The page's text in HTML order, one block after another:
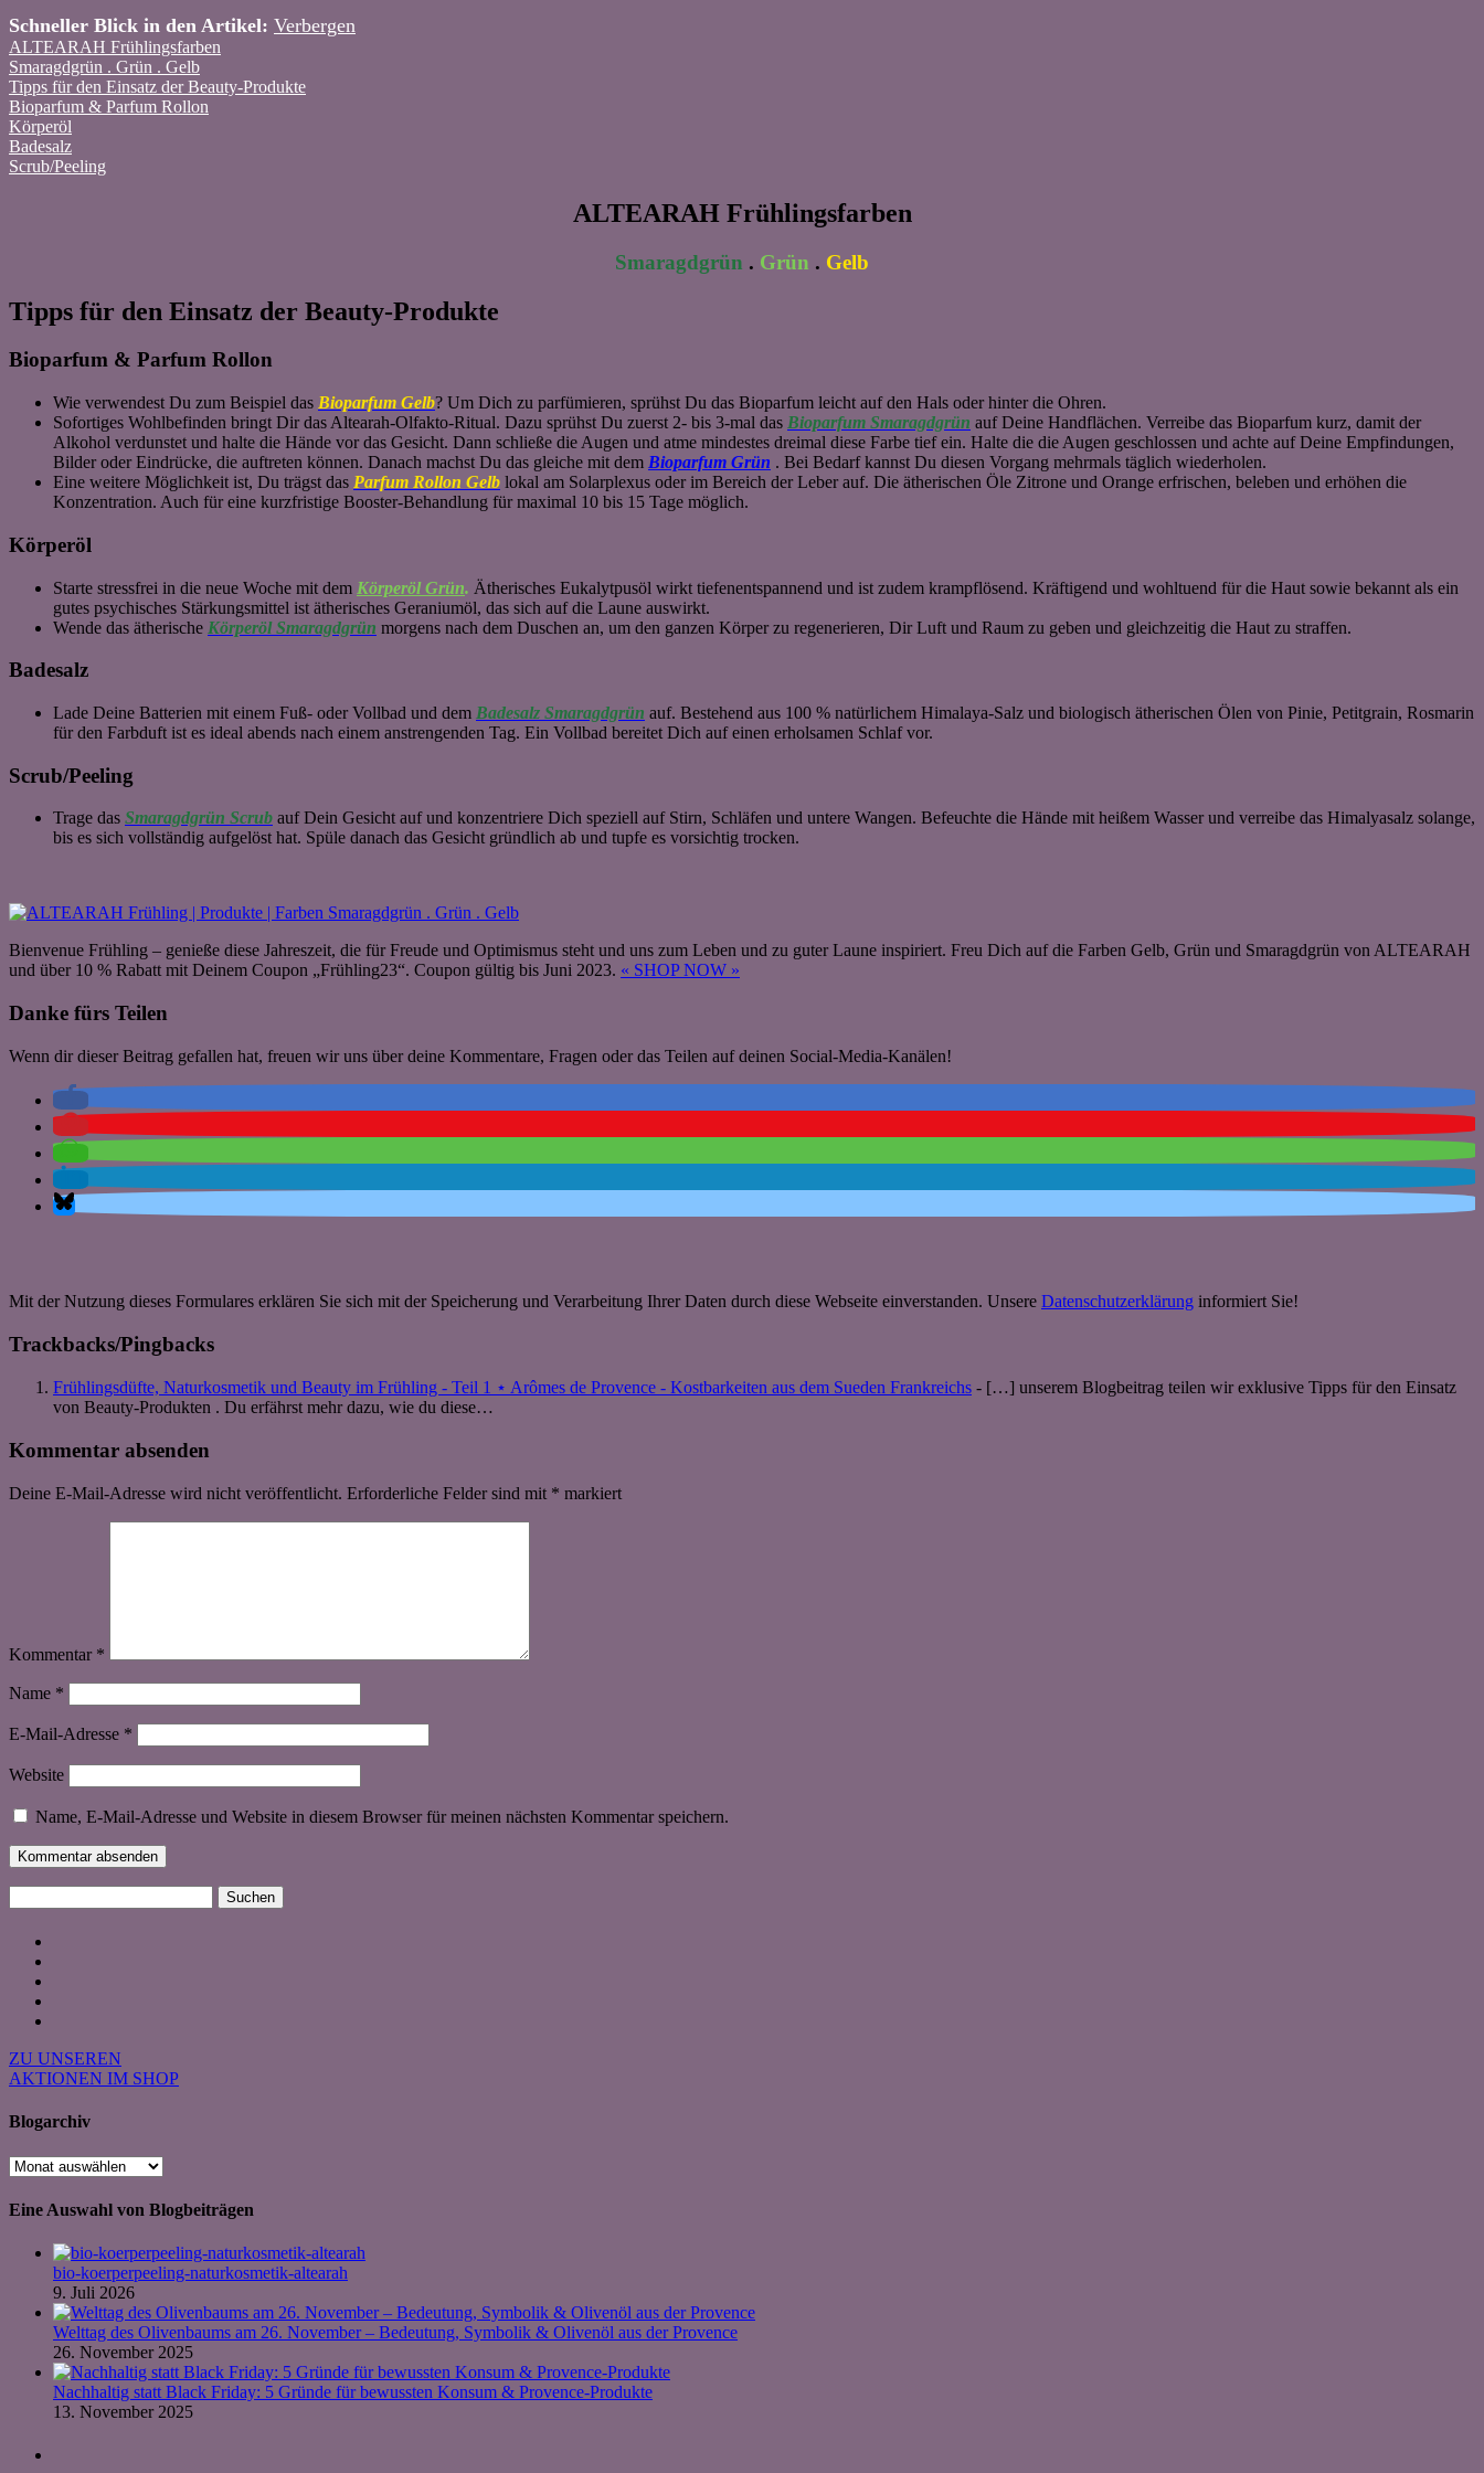
Schneller Blick in den Artikel: Verbergen
ALTEARAH Frühlingsfarben
Smaragdgrün . Grün . Gelb
Tipps für den Einsatz der Beauty-Produkte
Bioparfum & Parfum Rollon
Körperöl
Badesalz
Scrub/Peeling
ALTEARAH Frühlingsfarben
Smaragdgrün . Grün . Gelb
Tipps für den Einsatz der Beauty-Produkte
Bioparfum & Parfum Rollon
Wie verwendest Du zum Beispiel das Bioparfum Gelb? Um Dich zu parfümieren, sprühst Du das Bioparfum leicht auf den Hals oder hinter die Ohren.
Sofortiges Wohlbefinden bringt Dir das Altearah-Olfakto-Ritual. Dazu sprühst Du zuerst 2- bis 3-mal das Bioparfum Smaragdgrün auf Deine Handflächen. Verreibe das Bioparfum kurz, damit der
Alkohol verdunstet und halte die Hände vor das Gesicht. Dann schließe die Augen und atme mindestes dreimal diese Farbe tief ein. Halte die die Augen geschlossen und achte auf Deine Empfindungen,
Bilder oder Eindrücke, die auftreten können. Danach machst Du das gleiche mit dem Bioparfum Grün . Bei Bedarf kannst Du diesen Vorgang mehrmals täglich wiederholen.
Eine weitere Möglichkeit ist, Du trägst das Parfum Rollon Gelb lokal am Solarplexus oder im Bereich der Leber auf. Die ätherischen Öle Zitrone und Orange erfrischen, beleben und erhöhen die
Konzentration. Auch für eine kurzfristige Booster-Behandlung für maximal 10 bis 15 Tage möglich.
Körperöl
Starte stressfrei in die neue Woche mit dem Körperöl Grün. Ätherisches Eukalytpusöl wirkt tiefenentspannend und ist zudem krampflösend. Kräftigend und wohltuend für die Haut sowie bekannt als ein
gutes psychisches Stärkungsmittel ist ätherisches Geraniumöl, das sich auf die Laune auswirkt.
Wende das ätherische Körperöl Smaragdgrün morgens nach dem Duschen an, um den ganzen Körper zu regenerieren, Dir Luft und Raum zu geben und gleichzeitig die Haut zu straffen.
Badesalz
Lade Deine Batterien mit einem Fuß- oder Vollbad und dem Badesalz Smaragdgrün auf. Bestehend aus 100 % natürlichem Himalaya-Salz und biologisch ätherischen Ölen von Pinie, Petitgrain, Rosmarin
für den Farbduft ist es ideal abends nach einem anstrengenden Tag. Ein Vollbad bereitet Dich auf einen erholsamen Schlaf vor.
Scrub/Peeling
Trage das Smaragdgrün Scrub auf Dein Gesicht auf und konzentriere Dich speziell auf Stirn, Schläfen und untere Wangen. Befeuchte die Hände mit heißem Wasser und verreibe das Himalyasalz solange,
bis es sich vollständig aufgelöst hat. Spüle danach das Gesicht gründlich ab und tupfe es vorsichtig trocken.
Bienvenue Frühling – genieße diese Jahreszeit, die für Freude und Optimismus steht und uns zum Leben und zu guter Laune inspiriert. Freu Dich auf die Farben Gelb, Grün und Smaragdgrün von ALTEARAH
und über 10 % Rabatt mit Deinem Coupon „Frühling23“. Coupon gültig bis Juni 2023. « SHOP NOW »
Danke fürs Teilen
Wenn dir dieser Beitrag gefallen hat, freuen wir uns über deine Kommentare, Fragen oder das Teilen auf deinen Social-Media-Kanälen!
Mit der Nutzung dieses Formulares erklären Sie sich mit der Speicherung und Verarbeitung Ihrer Daten durch diese Webseite einverstanden. Unsere Datenschutzerklärung informiert Sie!
Trackbacks/Pingbacks
Frühlingsdüfte, Naturkosmetik und Beauty im Frühling - Teil 1 ⋆ Arômes de Provence - Kostbarkeiten aus dem Sueden Frankreichs - […] unserem Blogbeitrag teilen wir exklusive Tipps für den Einsatz
von Beauty-Produkten . Du erfährst mehr dazu, wie du diese…
Kommentar absenden
Deine E-Mail-Adresse wird nicht veröffentlicht. Erforderliche Felder sind mit * markiert
Kommentar *
Name *
E-Mail-Adresse *
Website
Name, E-Mail-Adresse und Website in diesem Browser für meinen nächsten Kommentar speichern.
nach:
ZU UNSEREN
AKTIONEN IM SHOP
Blogarchiv
Blogarchiv
Eine Auswahl von Blogbeiträgen
bio-koerperpeeling-naturkosmetik-altearah
9. Juli 2026
Welttag des Olivenbaums am 26. November – Bedeutung, Symbolik & Olivenöl aus der Provence
26. November 2025
Nachhaltig statt Black Friday: 5 Gründe für bewussten Konsum & Provence-Produkte
13. November 2025